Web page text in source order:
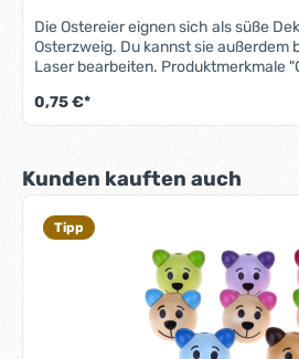
Die Ostereier eignen sich als süße
Osterzweig. Du kannst sie außerdem
Laser bearbeiten. Produktmerkmale
HerstellungHalbloch Bohrung Die
Lieferumfang enthalten! Das
0,75 €*
Produktgalerie überspringen
Kunden kauften auch
Tipp